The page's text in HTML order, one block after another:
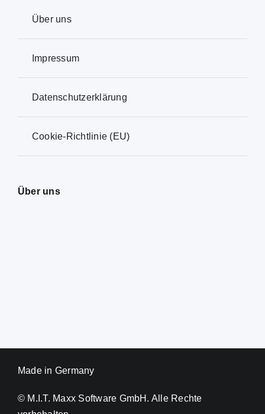
Über uns
Impressum
Datenschutzerklärung
Cookie-Richtlinie (EU)
Über uns
Made in Germany
© M.I.T. Maxx Software GmbH. Alle Rechte